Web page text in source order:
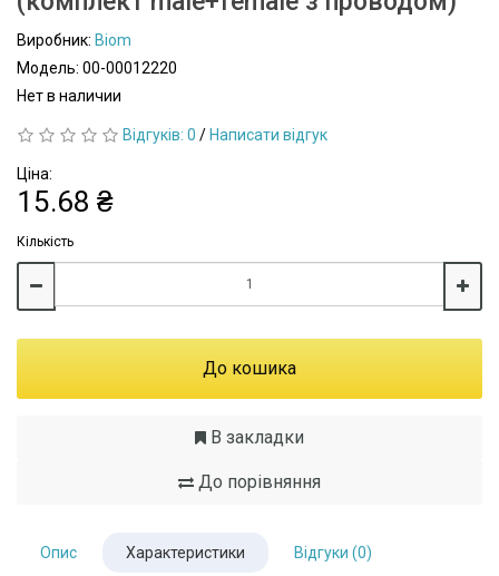
Виробник: Biom
Модель: 00-00012220
Нет в наличии
Відгуків: 0 / Написати відгук
Ціна:
15.68 ₴
Кількість
До кошика
В закладки
До порівняння
Опис Характеристики Відгуки (0)